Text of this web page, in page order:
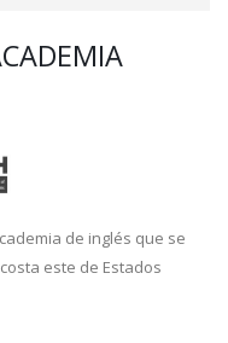
de inglés que se
este de Estados